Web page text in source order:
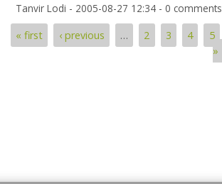
Tanvir Lodi - 2005-08-27 12:34 - 0 comments
Pages
« first ‹ previous … 2 3 4 5
»